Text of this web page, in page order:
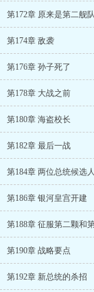
第172章 原来是第二舰
第174章 敌袭
第176章 孙子死了
第178章 大战之前
第180章 海盗校长
第182章 最后一战
第184章 两位总统候选人
第186章 银河皇宫开建
第188章 征服第二颗和
第190章 战略要点
第192章 新总统的杀招